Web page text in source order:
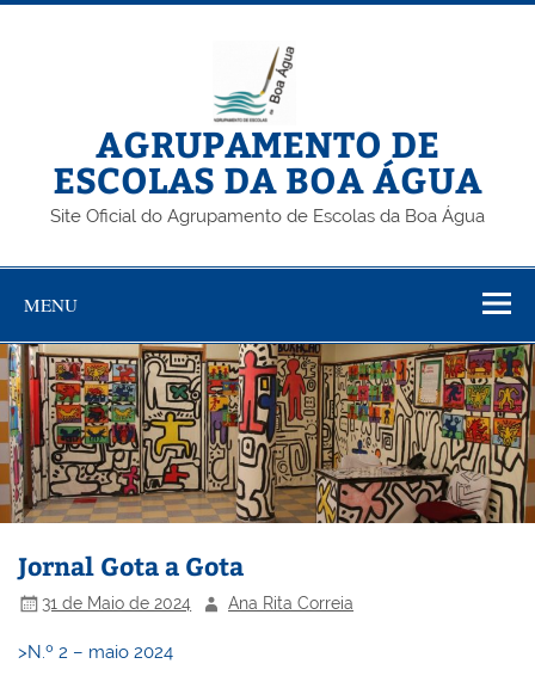
Skip
AGRUPAMENTO DE
ESCOLAS DA BOA ÁGUA
Site Oficial do Agrupamento de Escolas da Boa Água
MENU
Jornal Gota a Gota
31 de Maio de 2024 Ana Rita Correia
>N.º 2 – maio 2024